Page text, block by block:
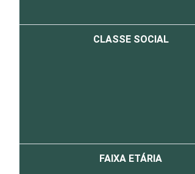
CLASSE SOCIAL
FAIXA ETÁRIA